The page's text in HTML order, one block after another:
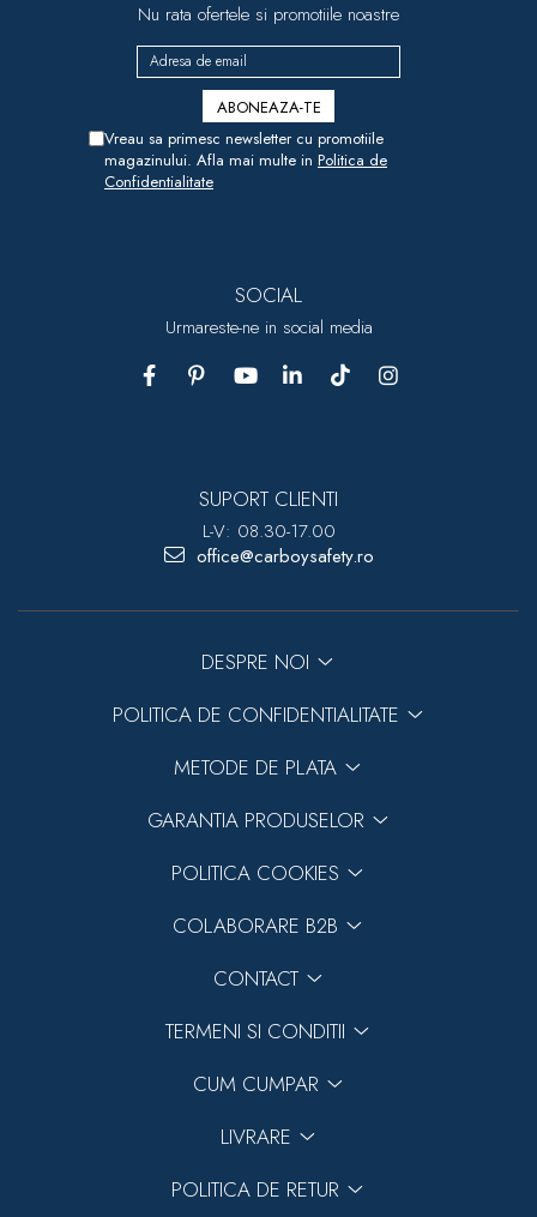
Nu rata ofertele si promotiile noastre
Vreau sa primesc newsletter cu promotiile
magazinului. Afla mai multe in Politica de
Confidentialitate
SOCIAL
Urmareste-ne in social media
SUPORT CLIENTI
L-V: 08.30-17.00
office@carboysafety.ro
DESPRE NOI
POLITICA DE CONFIDENTIALITATE
METODE DE PLATA
GARANTIA PRODUSELOR
POLITICA COOKIES
COLABORARE B2B
CONTACT
TERMENI SI CONDITII
CUM CUMPAR
LIVRARE
POLITICA DE RETUR